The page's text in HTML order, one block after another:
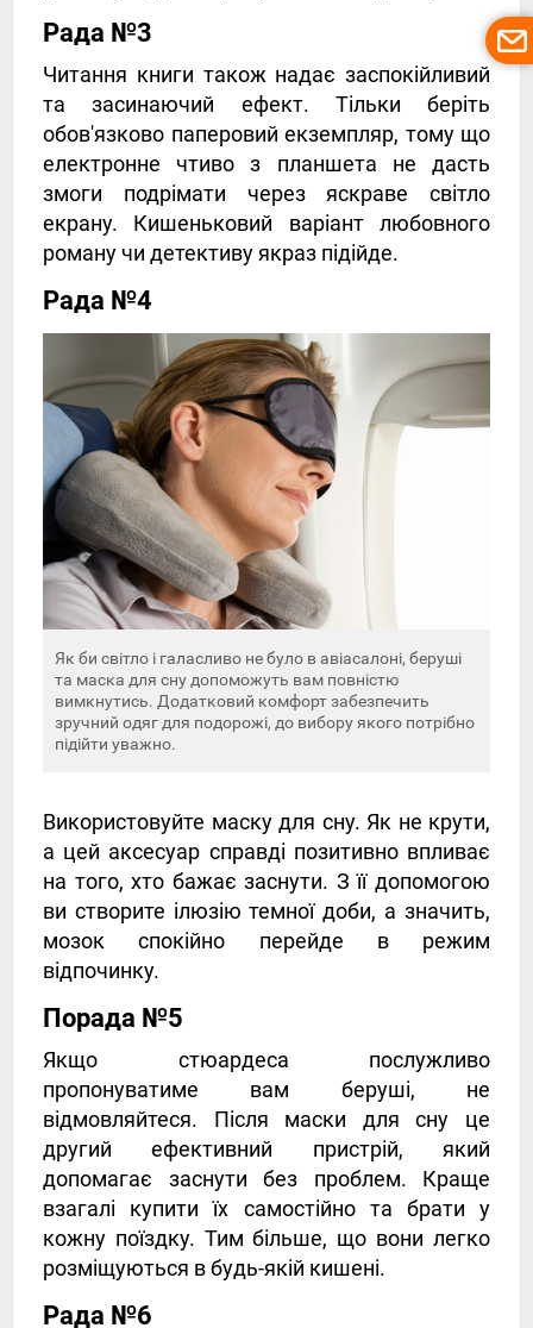
Рада №3
Читання книги також надає заспокійливий
та засинаючий ефект. Тільки беріть
обов'язково паперовий екземпляр, тому що
електронне чтиво з планшета не дасть
змоги подрімати через яскраве світло
екрану. Кишеньковий варіант любовного
роману чи детективу якраз підійде.
Рада №4
Як би світло і галасливо не було в авіасалоні, беруші
та маска для сну допоможуть вам повністю
вимкнутись. Додатковий комфорт забезпечить
зручний одяг для подорожі, до вибору якого потрібно
підійти уважно.
Використовуйте маску для сну. Як не крути,
а цей аксесуар справді позитивно впливає
на того, хто бажає заснути. З її допомогою
ви створите ілюзію темної доби, а значить,
мозок спокійно перейде в режим
відпочинку.
Порада №5
Якщо стюардеса послужливо
пропонуватиме вам беруші, не
відмовляйтеся. Після маски для сну це
другий ефективний пристрій, який
допомагає заснути без проблем. Краще
взагалі купити їх самостійно та брати у
кожну поїздку. Тим більше, що вони легко
розміщуються в будь-якій кишені.
Рада №6